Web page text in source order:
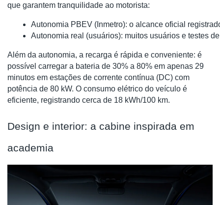
que garantem tranquilidade ao motorista:
Autonomia PBEV (Inmetro): o alcance oficial
Autonomia real (usuários): muitos usuários e testes
Além da autonomia, a recarga é rápida e conveniente: é
possível carregar a bateria de 30% a 80% em apenas 29
minutos em estações de corrente contínua (DC) com
potência de 80 kW. O consumo elétrico do veículo é
eficiente, registrando cerca de 18 kWh/100 km.
Design e interior: a cabine inspirada em
academia